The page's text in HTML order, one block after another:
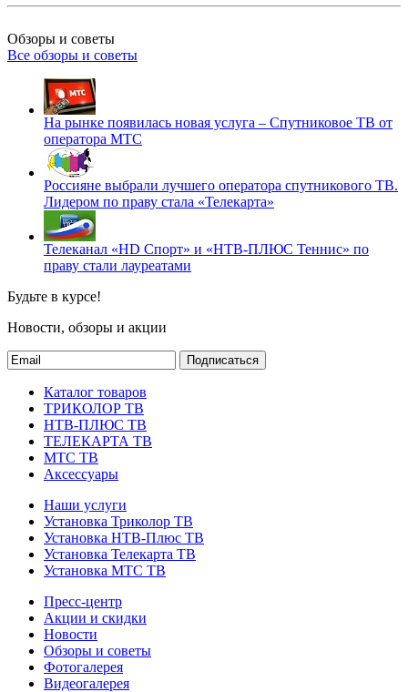
Обзоры и советы
Все обзоры и советы
На рынке появилась новая услуга – Спутниковое ТВ от
оператора МТС
Россияне выбрали лучшего оператора спутникового ТВ.
Лидером по праву стала «Телекарта»
Телеканал «HD Спорт» и «НТВ-ПЛЮС Теннис» по
праву стали лауреатами
Будьте в курсе!
Новости, обзоры и акции
Подписаться
Каталог товаров
ТРИКОЛОР ТВ
НТВ-ПЛЮС ТВ
ТЕЛЕКАРТА ТВ
МТС ТВ
Аксессуары
Наши услуги
Установка Триколор ТВ
Установка НТВ-Плюс ТВ
Установка Телекарта ТВ
Установка МТС ТВ
Пресс-центр
Акции и скидки
Новости
Обзоры и советы
Фотогалерея
Видеогалерея